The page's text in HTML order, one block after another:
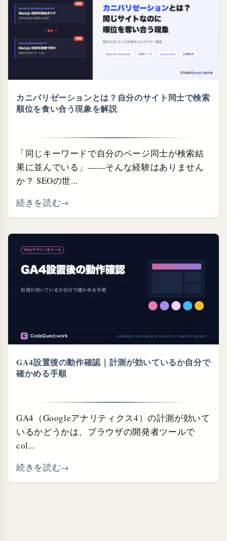
カニバリゼーションとは？自分のサイト同士で検索
順位を食い合う現象を解説
「同じキーワードで自分のページ同士が検索結
果に並んでいる」——そんな経験はありません
か？ SEOの世...
続きを読む
GA4設置後の動作確認｜計測が効いているか自分で
確かめる手順
GA4（Googleアナリティクス4）の計測が効いて
いるかどうかは、ブラウザの開発者ツールで
col...
続きを読む